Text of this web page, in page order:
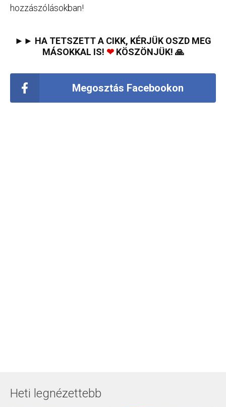
hozzászólásokban!
►► HA TETSZETT A CIKK, KÉRJÜK OSZD MEG
MÁSOKKAL IS! ❤KÖSZÖNJÜK! 🙏
Megosztás Facebookon
Heti legnézettebb